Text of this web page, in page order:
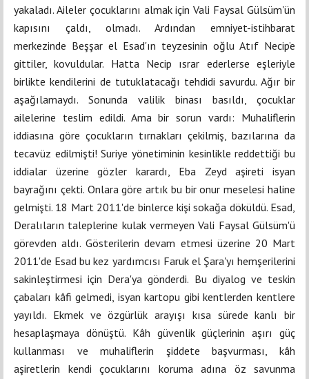
yakaladı. Aileler çocuklarını almak için Vali Faysal Gülsüm'ün
kapısını çaldı, olmadı. Ardından emniyet-istihbarat
merkezinde Beşşar el Esad'ın teyzesinin oğlu Atıf Necip’e
gittiler, kovuldular. Hatta Necip ısrar ederlerse eşleriyle
birlikte kendilerini de tutuklatacağı tehdidi savurdu. Ağır bir
aşağılamaydı. Sonunda valilik binası basıldı, çocuklar
ailelerine teslim edildi. Ama bir sorun vardı: Muhaliflerin
iddiasına göre çocukların tırnakları çekilmiş, bazılarına da
tecavüz edilmişti! Suriye yönetiminin kesinlikle reddettiği bu
iddialar üzerine gözler karardı, Eba Zeyd aşireti isyan
bayrağını çekti. Onlara göre artık bu bir onur meselesi haline
gelmişti. 18 Mart 2011'de binlerce kişi sokağa döküldü. Esad,
Deralıların taleplerine kulak vermeyen Vali Faysal Gülsüm'ü
görevden aldı. Gösterilerin devam etmesi üzerine 20 Mart
2011'de Esad bu kez yardımcısı Faruk el Şara'yı hemşerilerini
sakinleştirmesi için Dera'ya gönderdi. Bu diyalog ve teskin
çabaları kâfi gelmedi, isyan kartopu gibi kentlerden kentlere
yayıldı. Ekmek ve özgürlük arayışı kısa sürede kanlı bir
hesaplaşmaya dönüştü. Kâh güvenlik güçlerinin aşırı güç
kullanması ve muhaliflerin şiddete başvurması, kâh
aşiretlerin kendi çocuklarını koruma adına öz savunma